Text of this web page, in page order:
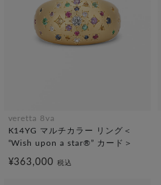
veretta 8va
K14YG マルチカラー リング＜
“Wish upon a star®” カード＞
¥363,000税込